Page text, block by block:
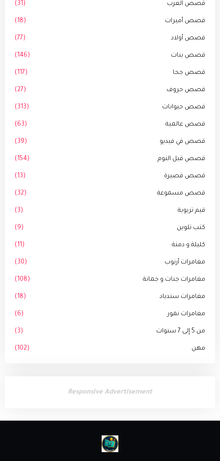
قصص العرب (31)
قصص أميرات (18)
قصص أولاد (77)
قصص بنات (146)
قصص جحا (117)
قصص حروف (27)
قصص حيوانات (313)
قصص عالمية (63)
قصص في فيديو (39)
قصص قبل النوم (154)
قصص قصيرة (13)
قصص مسموعة (32)
قيم تربوية (3)
كتب تلوين (9)
كليلة و دمنة (11)
مغامرات أرنوب (30)
مغامرات جنات و جمانة (108)
مغامرات سندباد (18)
مغامرات نمور (6)
من 5 إلى 7 سنوات (3)
مهن (102)
Responsive Advertisement